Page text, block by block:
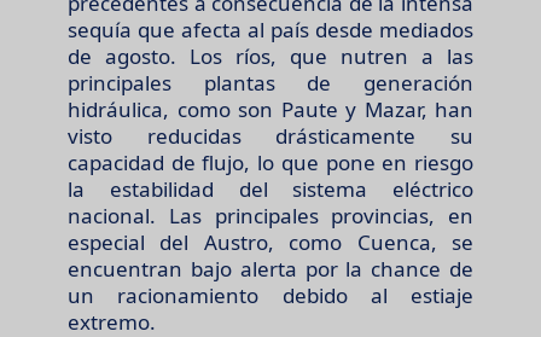
sequía que afecta al país desde mediados
de agosto. Los ríos, que nutren a las
principales plantas de generación
hidráulica, como son Paute y Mazar, han
visto reducidas drásticamente su
capacidad de flujo, lo que pone en riesgo
la estabilidad del sistema eléctrico
nacional. Las principales provincias, en
especial del Austro, como Cuenca, se
encuentran bajo alerta por la chance de
un racionamiento debido al estiaje
extremo.